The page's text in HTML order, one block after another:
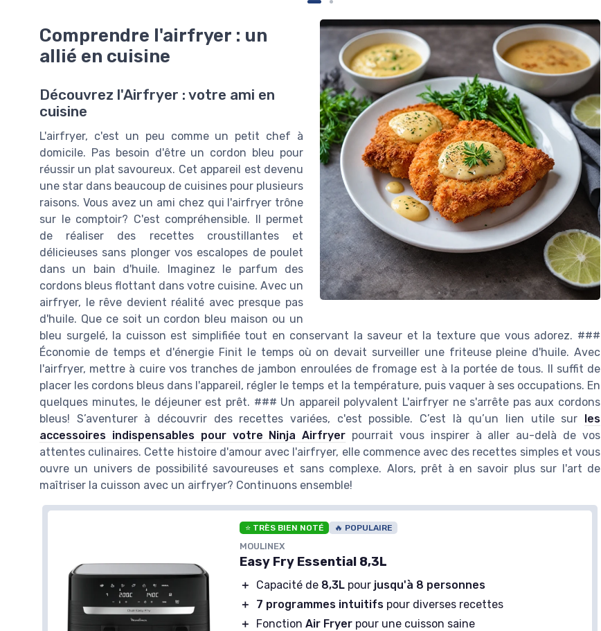
Comprendre l'airfryer : un
allié en cuisine
Découvrez l'Airfryer : votre ami en
cuisine
L'airfryer, c'est un peu comme un petit chef à
domicile. Pas besoin d'être un cordon bleu pour
réussir un plat savoureux. Cet appareil est devenu
une star dans beaucoup de cuisines pour plusieurs
raisons. Vous avez un ami chez qui l'airfryer trône
sur le comptoir? C'est compréhensible. Il permet
de réaliser des recettes croustillantes et
délicieuses sans plonger vos escalopes de poulet
dans un bain d'huile. Imaginez le parfum des
cordons bleus flottant dans votre cuisine. Avec un
airfryer, le rêve devient réalité avec presque pas
d'huile. Que ce soit un cordon bleu maison ou un
bleu surgelé, la cuisson est simplifiée tout en conservant la saveur et la texture que vous adorez. ###
Économie de temps et d'énergie Finit le temps où on devait surveiller une friteuse pleine d'huile. Avec
l'airfryer, mettre à cuire vos tranches de jambon enroulées de fromage est à la portée de tous. Il suffit de
placer les cordons bleus dans l'appareil, régler le temps et la température, puis vaquer à ses occupations. En
quelques minutes, le déjeuner est prêt. ### Un appareil polyvalent L'airfryer ne s'arrête pas aux cordons
bleus! S’aventurer à découvrir des recettes variées, c'est possible. C’est là qu’un lien utile sur les
accessoires indispensables pour votre Ninja Airfryer pourrait vous inspirer à aller au-delà de vos
attentes culinaires. Cette histoire d'amour avec l'airfryer, elle commence avec des recettes simples et vous
ouvre un univers de possibilité savoureuses et sans complexe. Alors, prêt à en savoir plus sur l'art de
maîtriser la cuisson avec un airfryer? Continuons ensemble!
⭐ TRÈS BIEN NOTÉ 🔥 POPULAIRE
MOULINEX
Easy Fry Essential 8,3L
＋ Capacité de 8,3L pour jusqu'à 8 personnes
＋
7 programmes intuitifs pour diverses recettes
＋
FonctionAir Fryer pour une cuisson saine